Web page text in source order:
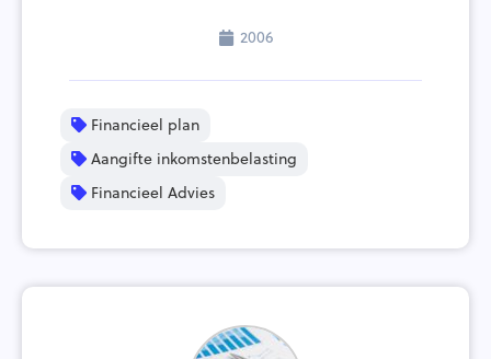
2006
Financieel plan
Aangifte inkomstenbelasting
Financieel Advies